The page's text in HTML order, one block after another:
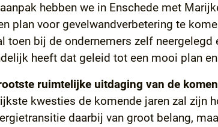
hebben we in Enschede met
plan voor gevelwandverbetering te
toen bij de ondernemers zelf
heeft dat geleid tot een mooi plan
ruimtelijke uitdaging van de
kwesties de komende jaren zal zijn
daarbij van groot belang,